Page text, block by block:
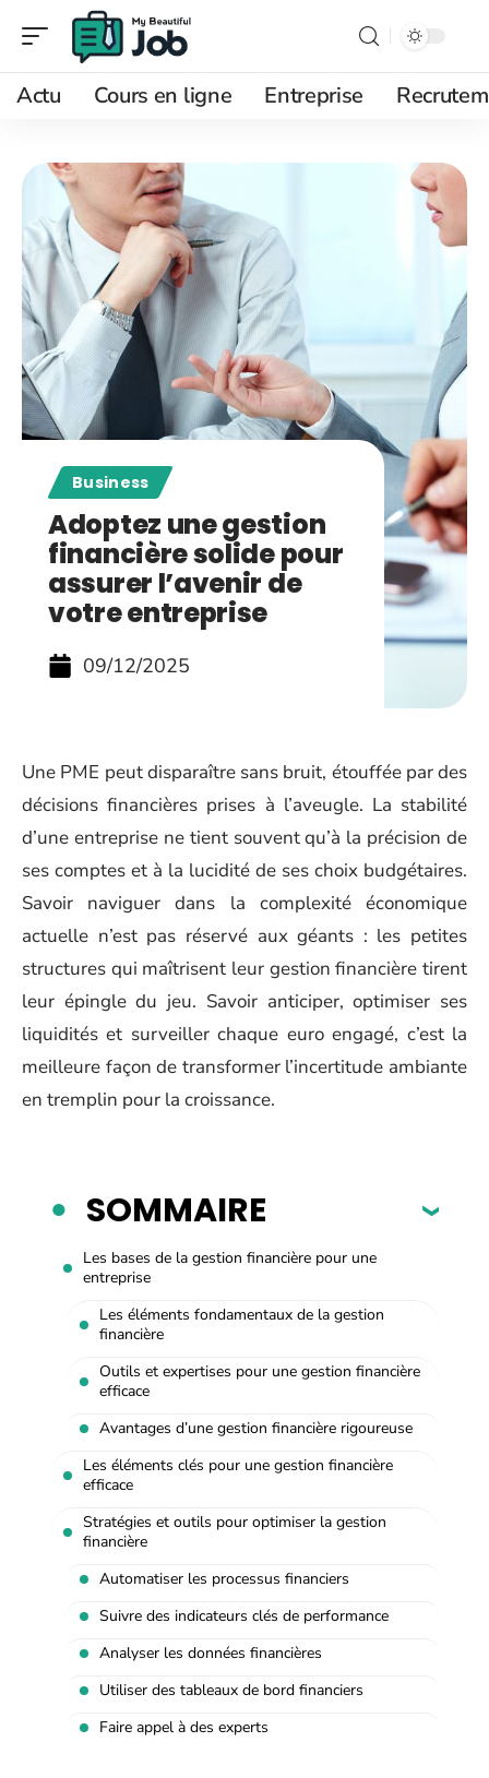
Actu Cours en ligne Entreprise
Business
Adoptez une gestion
financière solide pour
assurer l’avenir de
votre entreprise
09/12/2025
Une PME peut disparaître sans bruit, étouffée par des
décisions financières prises à l’aveugle. La stabilité
d’une entreprise ne tient souvent qu’à la précision de
ses comptes et à la lucidité de ses choix budgétaires.
Savoir naviguer dans la complexité économique
actuelle n’est pas réservé aux géants : les petites
structures qui maîtrisent leur gestion financière tirent
leur épingle du jeu. Savoir anticiper, optimiser ses
liquidités et surveiller chaque euro engagé, c’est la
meilleure façon de transformer l’incertitude ambiante
en tremplin pour la croissance.
SOMMAIRE
Les bases de la gestion financière pour une
entreprise
Les éléments fondamentaux de la gestion
financière
Outils et expertises pour une gestion financière
efficace
Avantages d’une gestion financière rigoureuse
Les éléments clés pour une gestion financière
efficace
Stratégies et outils pour optimiser la gestion
financière
Automatiser les processus financiers
Suivre des indicateurs clés de performance
Analyser les données financières
Utiliser des tableaux de bord financiers
Faire appel à des experts